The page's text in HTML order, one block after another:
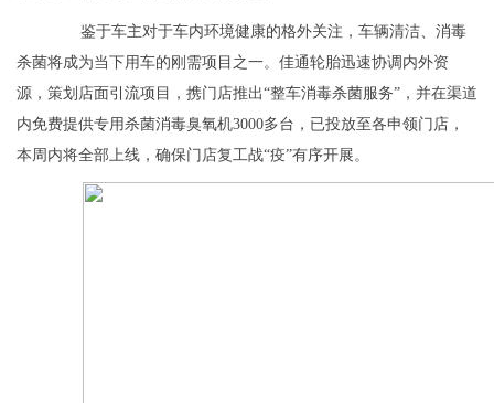
鉴于车主对于车内环境健康的格外关注，车辆清洁、消毒
杀菌将成为当下用车的刚需项目之一。佳通轮胎迅速协调内外资
源，策划店面引流项目，携门店推出“整车消毒杀菌服务”，并在渠道
内免费提供专用杀菌消毒臭氧机3000多台，已投放至各申领门店，
本周内将全部上线，确保门店复工战“疫”有序开展。